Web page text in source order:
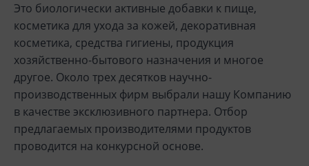
Это биологически активные добавки к пище,
косметика для ухода за кожей, декоративная
косметика, средства гигиены, продукция
хозяйственно-бытового назначения и многое
другое. Около трех десятков научно-
производственных фирм выбрали нашу Компанию
в качестве эксклюзивного партнера. Отбор
предлагаемых производителями продуктов
проводится на конкурсной основе.